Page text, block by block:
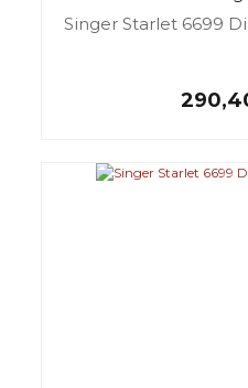
Singer Starlet 6699